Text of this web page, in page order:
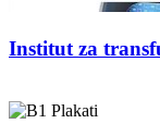
Institut za